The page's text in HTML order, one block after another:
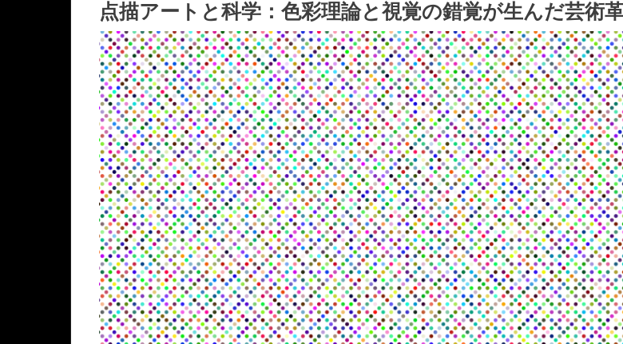
点描アートと科学：色彩理論と視覚の錯覚が生んだ芸術